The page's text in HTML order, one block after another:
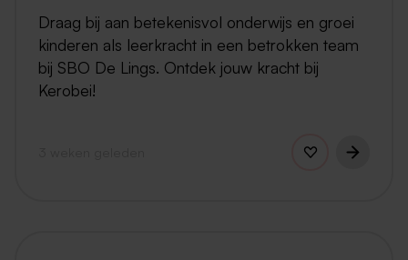
Draag bij aan betekenisvol onderwijs en groei
kinderen als leerkracht in een betrokken team
bij SBO De Lings. Ontdek jouw kracht bij
Kerobei!